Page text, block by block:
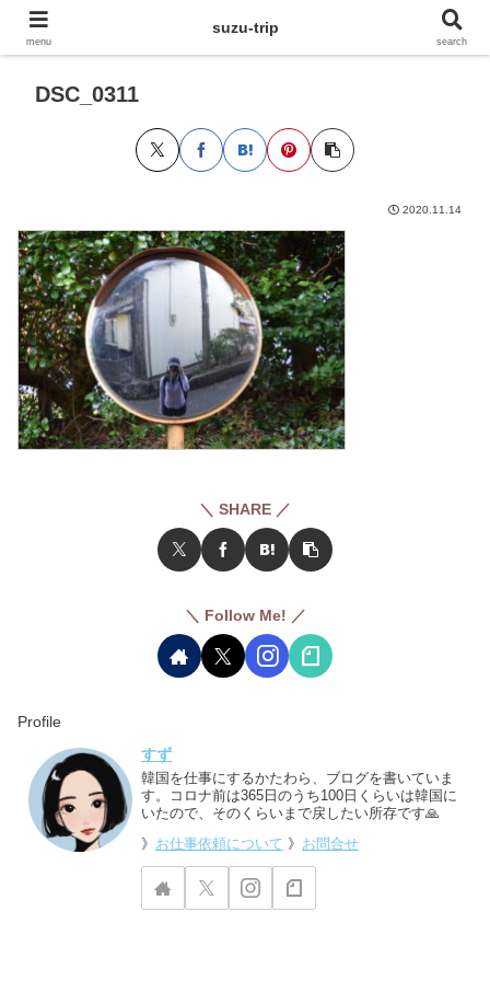
DSC_0311
2020.11.14
＼ SHARE ／
＼ Follow Me! ／
Profile
すず
韓国を仕事にするかたわら、ブログを書いていま
す。コロナ前は365日のうち100日くらいは韓国に
いたので、そのくらいまで戻したい所存です🙏
》 お仕事依頼について 》 お問合せ
menu
suzu-trip
search